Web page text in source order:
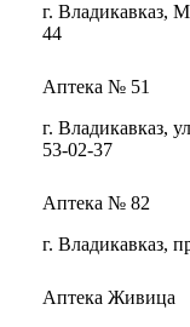
г. Владикавказ,
44
Аптека № 51
г. Владикавказ,
53-02-37
Аптека № 82
г. Владикавказ,
Аптека Живица